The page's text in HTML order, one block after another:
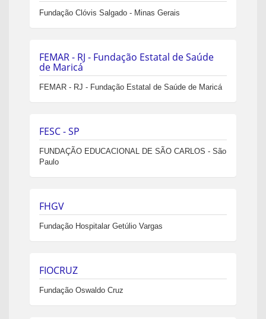
Fundação Clóvis Salgado - Minas Gerais
FEMAR - RJ - Fundação Estatal de Saúde
de Maricá
FEMAR - RJ - Fundação Estatal de Saúde de Maricá
FESC - SP
FUNDAÇÃO EDUCACIONAL DE SÃO CARLOS - São
Paulo
FHGV
Fundação Hospitalar Getúlio Vargas
FIOCRUZ
Fundação Oswaldo Cruz